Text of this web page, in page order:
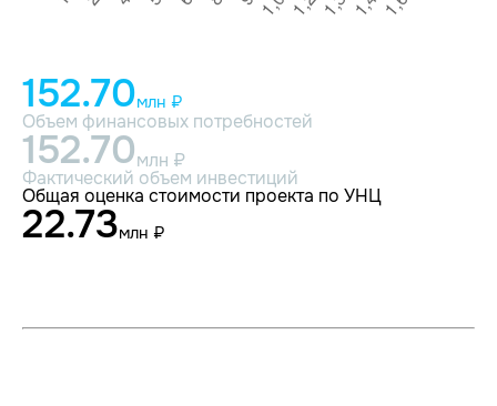
152.70млн ₽
Объем финансовых потребностей
152.70млн ₽
Фактический объем инвестиций
Общая оценка стоимости проекта по УНЦ
22.73млн ₽